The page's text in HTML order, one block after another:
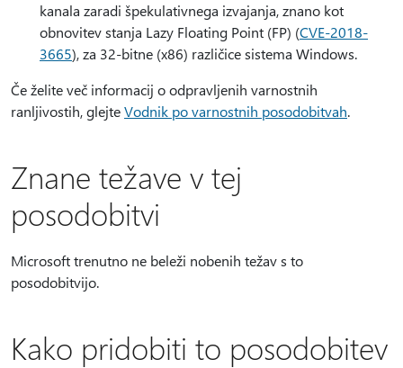
kanala zaradi špekulativnega izvajanja, znano kot
obnovitev stanja Lazy Floating Point (FP) (CVE-2018-
3665), za 32-bitne (x86) različice sistema Windows.
Če želite več informacij o odpravljenih varnostnih
ranljivostih, glejteVodnik po varnostnih posodobitvah.
Znane težave v tej
posodobitvi
Microsoft trenutno ne beleži nobenih težav s to
posodobitvijo.
Kako pridobiti to posodobitev